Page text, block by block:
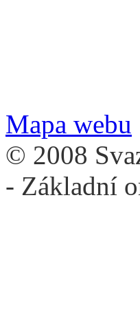
Mapa webu
© 2008
- Základní